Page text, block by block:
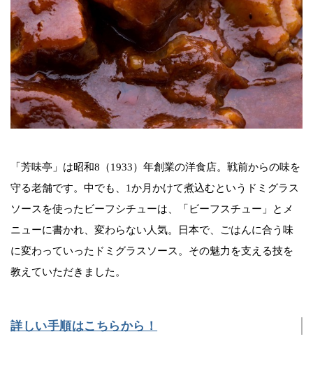
「芳味亭」は昭和8（1933）年創業の洋食店。戦前からの味を
守る老舗です。中でも、1か月かけて煮込むというドミグラス
ソースを使ったビーフシチューは、「ビーフスチュー」とメ
ニューに書かれ、変わらない人気。日本で、ごはんに合う味
に変わっていったドミグラスソース。その魅力を支える技を
教えていただきました。
詳しい手順はこちらから！